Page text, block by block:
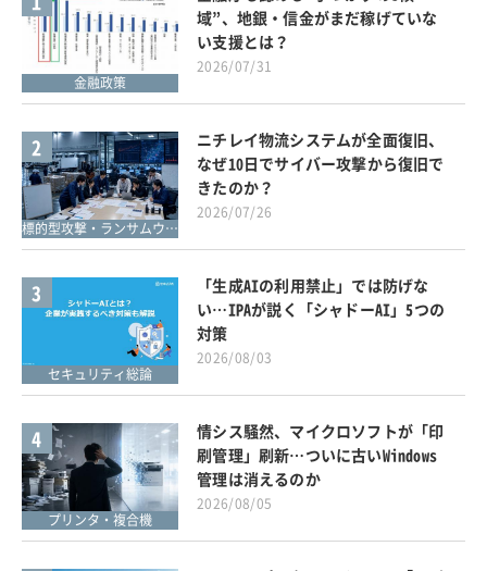
金融政策
域”、地銀・信金がまだ稼げていな
い支援とは？
2026/07/31
2
標的型攻撃・ランサムウェア対策
ニチレイ物流システムが全面復旧、
なぜ10日でサイバー攻撃から復旧で
きたのか？
2026/07/26
3
セキュリティ総論
「生成AIの利用禁止」では防げな
い…IPAが説く「シャドーAI」5つの
対策
2026/08/03
4
プリンタ・複合機
情シス騒然、マイクロソフトが「印
刷管理」刷新…ついに古いWindows
管理は消えるのか
2026/08/05